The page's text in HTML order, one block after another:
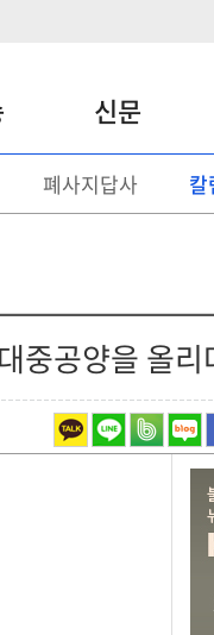
신문
진
설화
/출사
/보물
폐사지답사
중공양을 올리